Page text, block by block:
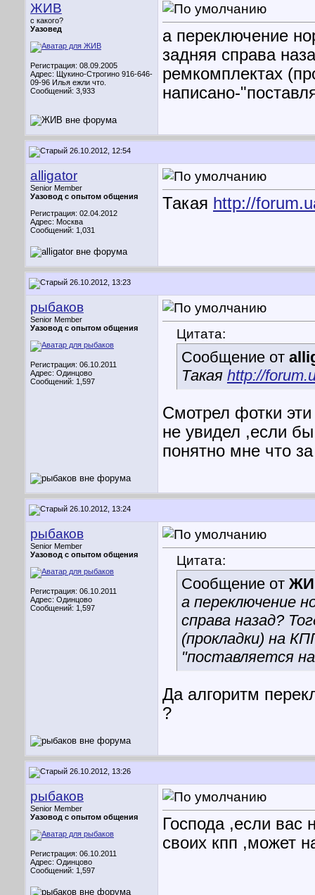
ЖИВ
с какого?
Уазовед
Регистрация: 08.09.2005
Адрес: Щукино-Строгино 916-646-
09-96 Илья ежли что.
Сообщений: 3,933
а переключение
задняя справа
ремкомплектах
написано-
26.10.2012, 12:54
alligator
Senior Member
Уазовод с опытом общения
Регистрация: 02.04.2012
Адрес: Москва
Сообщений: 1,031
Такая http://
26.10.2012, 13:23
рыбаков
Senior Member
Уазовод с опытом общения
Регистрация: 06.10.2011
Адрес: Одинцово
Сообщений: 1,597
Цитата:
Сообщение от
Такая http://
Смотрел фотки
не увидел ,если
понятно мне что
26.10.2012, 13:24
рыбаков
Senior Member
Уазовод с опытом общения
Регистрация: 06.10.2011
Адрес: Одинцово
Сообщений: 1,597
Цитата:
Сообщение от
а переключение
справа назад?
(прокладки) на
"поставляется
Да алгоритм
?
26.10.2012, 13:26
рыбаков
Senior Member
Уазовод с опытом общения
Регистрация: 06.10.2011
Адрес: Одинцово
Сообщений: 1,597
Господа ,если вас
своих кпп ,может